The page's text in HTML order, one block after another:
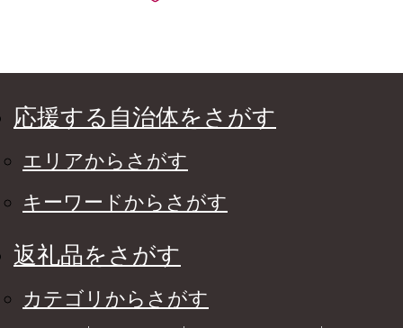
応援する自治体をさがす
エリアからさがす
キーワードからさがす
返礼品をさがす
カテゴリからさがす